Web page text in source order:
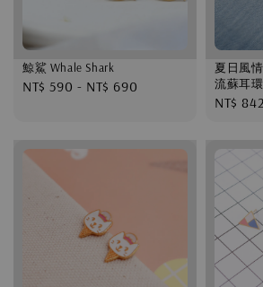
鯨鯊 Whale Shark
Regular
NT$ 590 - NT$ 690
夏日風
流蘇耳環
Sale
NT$ 842